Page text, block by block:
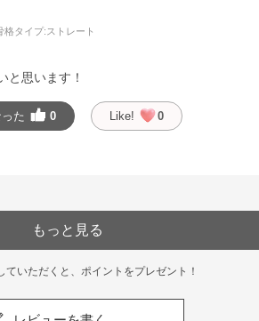
格タイプ:ストレート
と思います！
た 0 Like! 0
もっと見る
ていただくと、ポイントをプレゼント！